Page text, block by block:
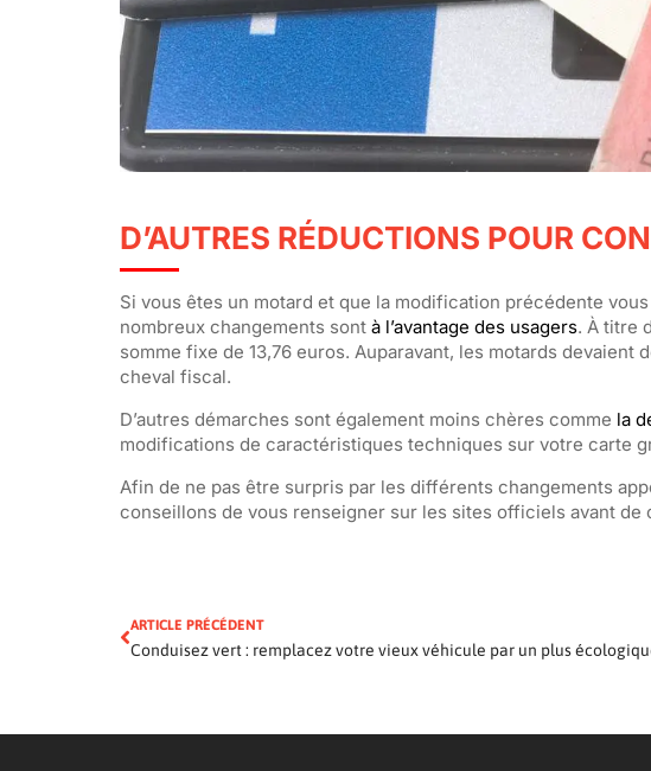
D’AUTRES RÉDUCTIONS POUR
Si vous êtes un motard et que la modification précédente
nombreux changements sont à l’avantage des usagers. À titre
somme fixe de 13,76 euros. Auparavant, les motards
cheval fiscal.
D’autres démarches sont également moins chères comme la
modifications de caractéristiques techniques sur votre carte
Afin de ne pas être surpris par les différents changements
conseillons de vous renseigner sur les sites officiels avant de
ARTICLE PRÉCÉDENT
Conduisez vert : remplacez votre vieux véhicule par un plus